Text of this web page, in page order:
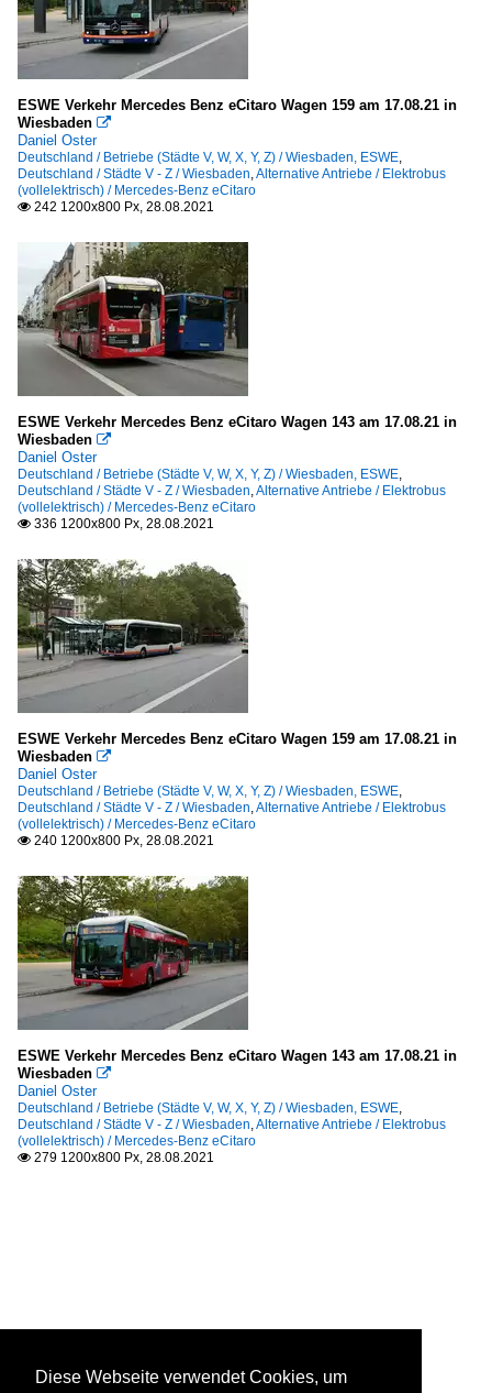
ESWE Verkehr Mercedes Benz eCitaro Wagen 159 am 17.08.21 in
Wiesbaden 
Daniel Oster
Deutschland / Betriebe (Städte V, W, X, Y, Z) / Wiesbaden, ESWE,
Deutschland / Städte V - Z / Wiesbaden,Alternative Antriebe / Elektrobus
(vollelektrisch) / Mercedes-Benz eCitaro
 242 1200x800 Px, 28.08.2021
ESWE Verkehr Mercedes Benz eCitaro Wagen 143 am 17.08.21 in
Wiesbaden 
Daniel Oster
Deutschland / Betriebe (Städte V, W, X, Y, Z) / Wiesbaden, ESWE,
Deutschland / Städte V - Z / Wiesbaden,Alternative Antriebe / Elektrobus
(vollelektrisch) / Mercedes-Benz eCitaro
 336 1200x800 Px, 28.08.2021
ESWE Verkehr Mercedes Benz eCitaro Wagen 159 am 17.08.21 in
Wiesbaden 
Daniel Oster
Deutschland / Betriebe (Städte V, W, X, Y, Z) / Wiesbaden, ESWE,
Deutschland / Städte V - Z / Wiesbaden,Alternative Antriebe / Elektrobus
(vollelektrisch) / Mercedes-Benz eCitaro
 240 1200x800 Px, 28.08.2021
ESWE Verkehr Mercedes Benz eCitaro Wagen 143 am 17.08.21 in
Wiesbaden 
Daniel Oster
Deutschland / Betriebe (Städte V, W, X, Y, Z) / Wiesbaden, ESWE,
Deutschland / Städte V - Z / Wiesbaden,Alternative Antriebe / Elektrobus
(vollelektrisch) / Mercedes-Benz eCitaro
 279 1200x800 Px, 28.08.2021
Diese Webseite verwendet Cookies, um